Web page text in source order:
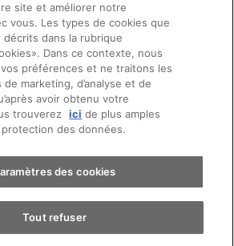
de développement durable
prévoit également d’installer
solaires destinés aux
sur une surface de
toits de ses propres immeubles.
Prendre rendez-vous
Essai sur route
Trouver une voiture
et Moteurs SA
Mentions légales
légales
Impressum
Emplois CFTS CGDV
site et améliorer notre
vous. Les types de cookies que
dans la rubrique
Dans ce contexte, nous
préférences et ne traitons les
marketing, d’analyse et de
avoir obtenu votre
trouverez ici de plus amples
des données.
des cookies
Tout refuser